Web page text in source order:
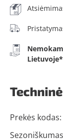
Lietuvoje*
Prekės kodas: